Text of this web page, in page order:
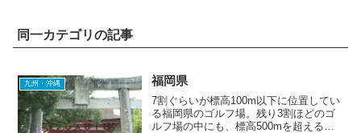
同一カテゴリの記事
九州・沖縄 福岡県
7割ぐらいが標高100m以下に位置してい
る福岡県のゴルフ場。残り3割ほどのゴ
ルフ場の中にも、標高500mを超えるよ